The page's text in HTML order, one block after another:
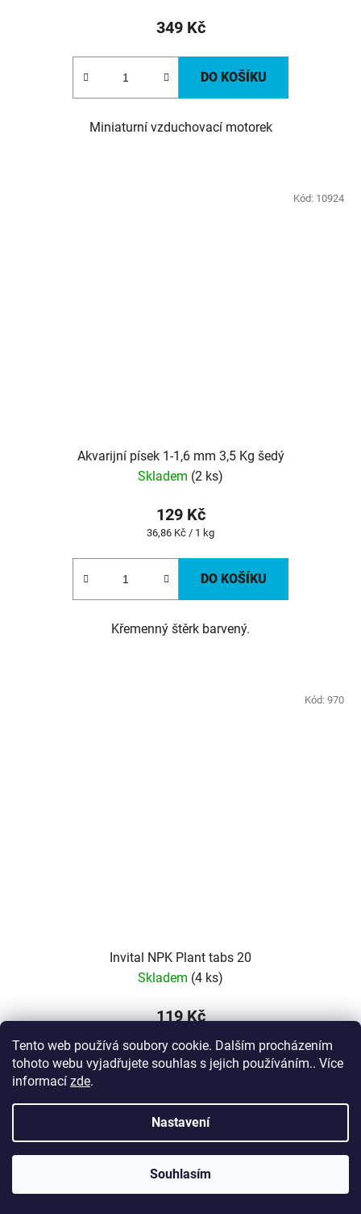
Tento web používá soubory cookie. Dalším procházením
tohoto webu vyjadřujete souhlas s jejich používáním.. Více
informací zde.
Nastavení
Souhlasím
349 Kč
DO KOŠÍKU
Miniaturní vzduchovací motorek
Akvarijní písek 1-1,6 mm 3,5 Kg šedý
Skladem (2 ks)
129 Kč
Měrná
36,86 Kč / 1 kg
DO KOŠÍKU
Křemenný štěrk barvený.
Kód: 10924
Invital NPK Plant tabs 20
Skladem (4 ks)
119 Kč
cena:
Tablety NPK+mikroprvky pomalu uvolňují živiny po dobu
půl roku. Obsahují všechny potřebné živiny pro zdravý
růst akvarijních rostlin. Rostliny tak nebudou nikdy
hladovět.
Kód: 970